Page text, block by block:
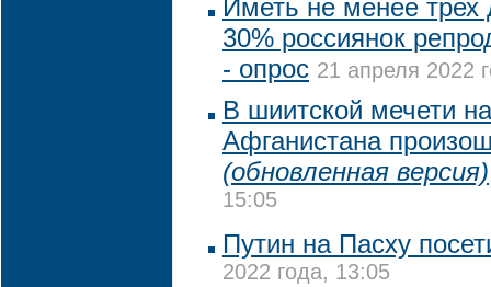
Иметь не менее трех
30% россиянок
- опрос 21 апреля 2022
В шиитской мечети
Афганистана
(обновленная версия)
15:05
Путин на Пасху
2022 года, 13:05